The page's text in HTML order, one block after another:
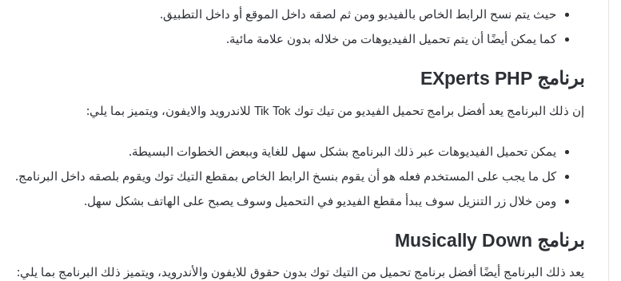
حيث يتم نسح الرابط الخاص بالفيديو ومن ثم لصقه داخل الموقع أو داخل التطبيق.
كما يمكن أيضًا أن يتم تحميل الفيديوهات من خلاله بدون علامة مائية.
برنامج EXperts PHP
إن ذلك البرنامج يعد أفضل برامج تحميل الفيديو من تيك توك Tik Tok للاندرويد والايفون، ويتميز بما يلي:
يمكن تحميل الفيديوهات عبر ذلك البرنامج بشكل سهل للغاية وببعض الخطوات البسيطة.
كل ما يجب على المستخدم فعله هو أن يقوم بنسخ الرابط الخاص بمقطع التيك توك ويقوم بلصقه داخل البرنامج.
ومن خلال زر التنزيل سوف يبدأ مقطع الفيديو في التحميل وسوف يصبح على الهاتف بشكل سهل.
برنامج Musically Down
يعد ذلك البرنامج أيضًا أفضل برنامج تحميل من التيك توك بدون حقوق للايفون والأندرويد، ويتميز ذلك البرنامج بما يلي: